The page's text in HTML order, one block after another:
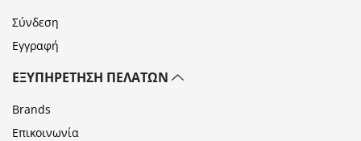
Σύνδεση
Εγγραφή
ΕΞΥΠΗΡΈΤΗΣΗ ΠΕΛΑΤΏΝ
Brands
Επικοινωνία